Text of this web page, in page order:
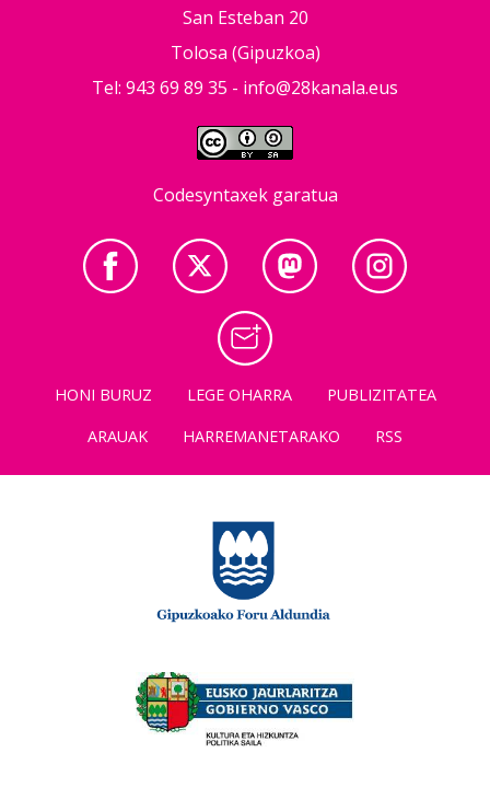
San Esteban 20
Tolosa (Gipuzkoa)
Tel: 943 69 89 35 - info@28kanala.eus
Codesyntaxek garatua
HONI BURUZ LEGE OHARRA
PUBLIZITATEA
ARAUAK
HARREMANETARAKO RSS